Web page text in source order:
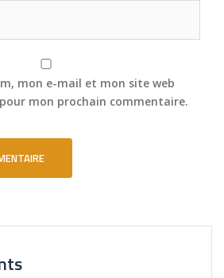
mon e-mail et mon site web
mon prochain commentaire.